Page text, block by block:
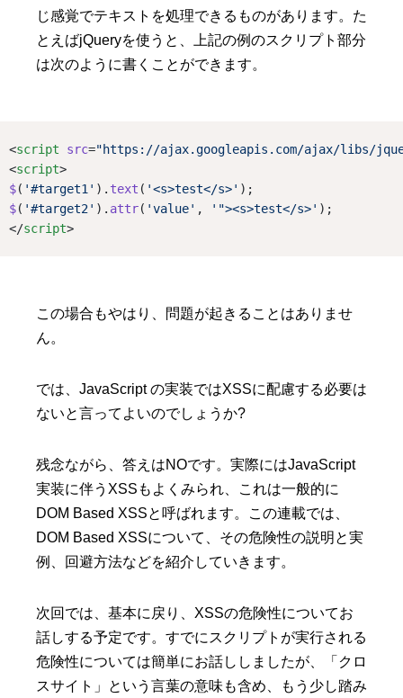
じ感覚でテキストを処理できるものがあります。た
とえばjQueryを使うと、上記の例のスクリプト部分
は次のように書くことができます。
<script src="https://ajax.googleapis.com/ajax/libs/
<script>
$( '#target1' ). text ( '<s>test</s>' );
$( '#target2' ). attr( 'value' , '"><s>test</s>' );
</script>
この場合もやはり、問題が起きることはありませ
ん。
では、JavaScript の実装ではXSSに配慮する必要は
ないと言ってよいのでしょうか?
残念ながら、答えはNOです。実際にはJavaScript
実装に伴うXSSもよくみられ、これは一般的に
DOM Based XSSと呼ばれます。この連載では、
DOM Based XSSについて、その危険性の説明と実
例、回避方法などを紹介していきます。
次回では、基本に戻り、XSSの危険性についてお
話しする予定です。すでにスクリプトが実行される
危険性については簡単にお話ししましたが、「クロ
スサイト」という言葉の意味も含め、もう少し踏み